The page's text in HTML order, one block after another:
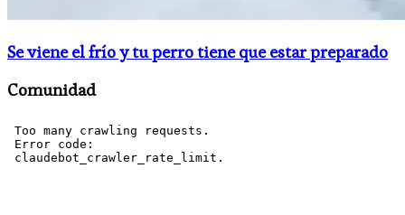
Se viene el frío y tu perro tiene que estar preparado
Comunidad